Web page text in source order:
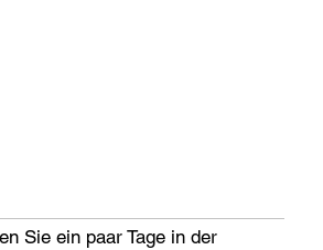
Sie ein paar Tage in der